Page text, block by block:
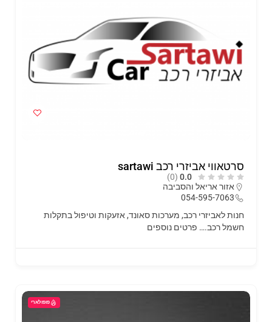
סרטאווי אביזרי רכב sartawi
0.0
(0)
אזור אריאל והסביבה
054-595-7063
חנות לאביזרי רכב, מערכות סאונד, אזעקות וטיפול בתקלות
חשמל רכב.… פרטים נוספים
פופולארי